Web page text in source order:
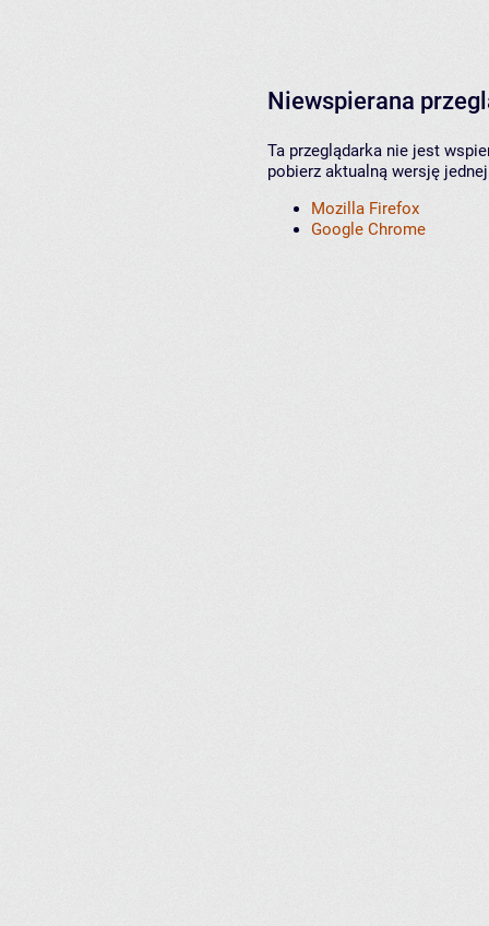
Niewspierana
Ta przeglądarka nie jest
pobierz aktualną wersję
Mozilla Firefox
Google Chrome